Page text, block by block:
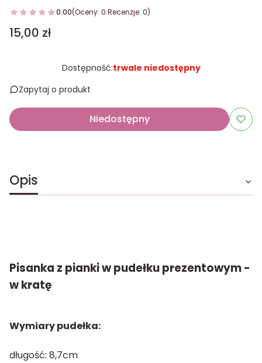
0.00(Oceny: 0 Recenzje: 0)
Cena
15,00 zł
Dostępność:trwale niedostępny
Zapytaj o produkt
Niedostępny
Opis
Pisanka z pianki w pudełku prezentowym -
w kratę
Wymiary pudełka:
długość: 8,7cm